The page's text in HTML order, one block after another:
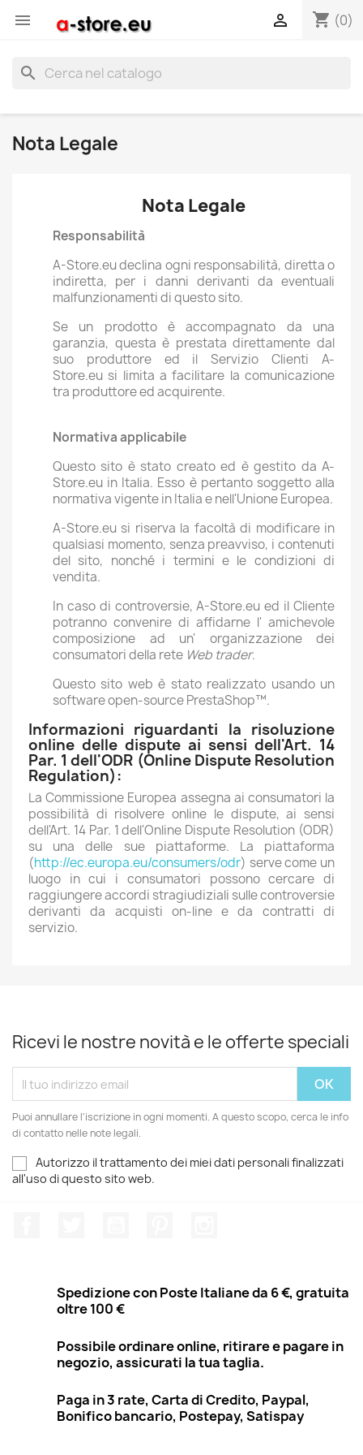
 shopping_cart (0)

search
Nota Legale
Nota Legale
Responsabilità
A-Store.eu declina ogni responsabilità, diretta o
indiretta, per i danni derivanti da eventuali
malfunzionamenti di questo sito.
Se un prodotto è accompagnato da una
garanzia, questa è prestata direttamente dal
suo produttore ed il Servizio Clienti A-
Store.eu si limita a facilitare la comunicazione
tra produttore ed acquirente.
Normativa applicabile
Questo sito è stato creato ed è gestito da A-
Store.eu in Italia. Esso è pertanto soggetto alla
normativa vigente in Italia e nell'Unione Europea.
A-Store.eu si riserva la facoltà di modificare in
qualsiasi momento, senza preavviso, i contenuti
del sito, nonché i termini e le condizioni di
vendita.
In caso di controversie, A-Store.eu ed il Cliente
potranno convenire di affidarne l' amichevole
composizione ad un' organizzazione dei
consumatori della rete Web trader.
Questo sito web è stato realizzato usando un
software open-source PrestaShop™.
Informazioni riguardanti la risoluzione
online delle dispute ai sensi dell'Art. 14
Par. 1 dell'ODR (Online Dispute Resolution
Regulation):
La Commissione Europea assegna ai consumatori la
possibilità di risolvere online le dispute, ai sensi
dell'Art. 14 Par. 1 dell'Online Dispute Resolution (ODR)
su una delle sue piattaforme. La piattaforma
(http://ec.europa.eu/consumers/odr) serve come un
luogo in cui i consumatori possono cercare di
raggiungere accordi stragiudiziali sulle controversie
derivanti da acquisti on-line e da contratti di
servizio.
Ricevi le nostre novità e le offerte speciali
Puoi annullare l'iscrizione in ogni momenti. A questo scopo, cerca le info
di contatto nelle note legali.
Autorizzo il trattamento dei miei dati personali finalizzati
all'uso di questo sito web.
Spedizione con Poste Italiane da 6 €, gratuita
oltre 100 €
Possibile ordinare online, ritirare e pagare in
negozio, assicurati la tua taglia.
Paga in 3 rate, Carta di Credito, Paypal,
Bonifico bancario, Postepay, Satispay